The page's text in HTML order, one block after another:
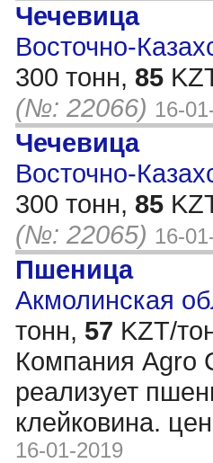
Чечевица
Восточно-
300 тонн, 85
(№: 22066) 16-
Чечевица
Восточно-
300 тонн, 85
(№: 22065) 16-
Пшеница
Акмолинская
тонн, 57 KZT/
Компания Agro
реализует
клейковина.
16-01-2019